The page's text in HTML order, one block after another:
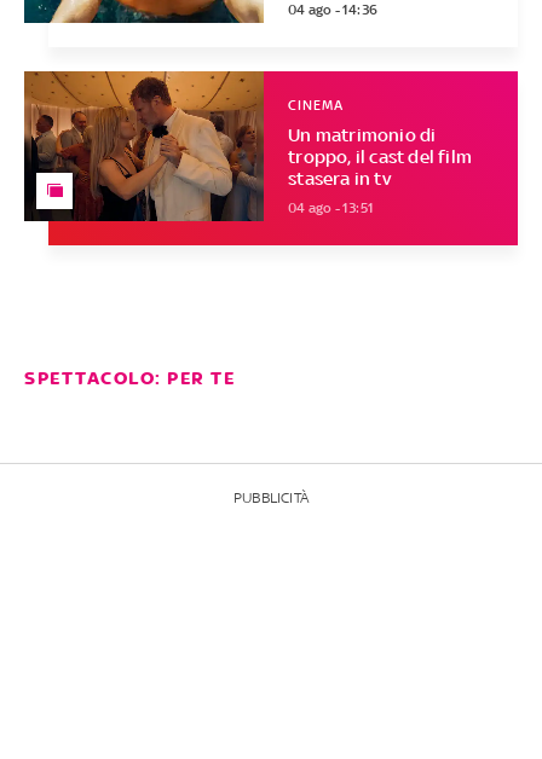
04 ago - 14:36
Un matrimonio di
troppo, il cast del film
stasera in tv
CINEMA
04 ago - 13:51
SPETTACOLO: PER TE
PUBBLICITÀ